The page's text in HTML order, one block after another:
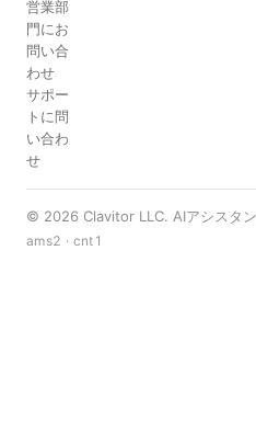
営業部
門にお
問い合
わせ
サポー
トに問
い合わ
せ
© 2026 Clavitor LLC. AIアシスタン
ams2 · cnt1